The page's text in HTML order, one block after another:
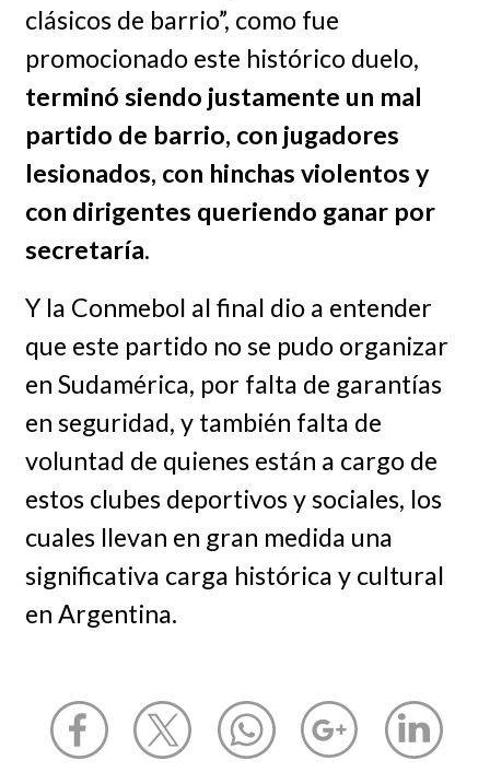
clásicos de barrio”, como fue
promocionado este histórico duelo,
terminó siendo justamente un mal
partido de barrio, con jugadores
lesionados, con hinchas violentos y
con dirigentes queriendo ganar por
secretaría.
Y la Conmebol al final dio a entender
que este partido no se pudo organizar
en Sudamérica, por falta de garantías
en seguridad, y también falta de
voluntad de quienes están a cargo de
estos clubes deportivos y sociales, los
cuales llevan en gran medida una
significativa carga histórica y cultural
en Argentina.